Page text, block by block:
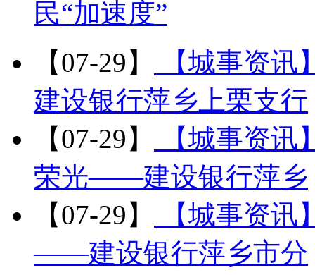
民“加速度”
【07-29】
【城事资讯
建设银行萍乡上栗支行
【07-29】
【城事资讯
荣光——建设银行萍乡
【07-29】
【城事资讯
——建设银行萍乡市分